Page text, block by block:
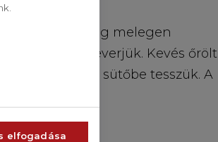
burgonyát még melegen
sót és összekeverjük. Kevés őrölt
kanalazzuk, a sütőbe tesszük. A
elfogadása